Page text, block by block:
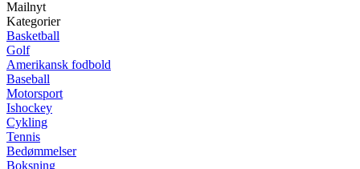
Mailnyt
Kategorier
Basketball
Golf
Amerikansk fodbold
Baseball
Motorsport
Ishockey
Cykling
Tennis
Bedømmelser
Boksning